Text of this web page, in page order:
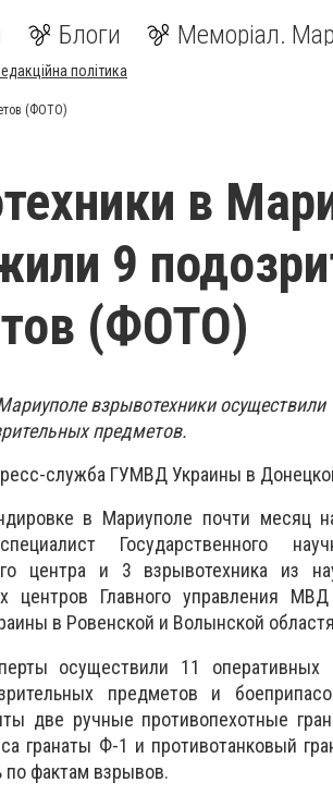
Блоги Меморіал.
політика
(ФОТО)
в
9
(ФОТО)
взрывотехники
предметов.
служба ГУМВД Украины в
в Мариуполе почти месяц
Государственного
центра и 3 взрывотехника из
центров Главного управления
в Ровенской и Волынской
осуществили 11
предметов и
две ручные противопехотные
гранаты Ф-1 и противотанковый
фактам взрывов.